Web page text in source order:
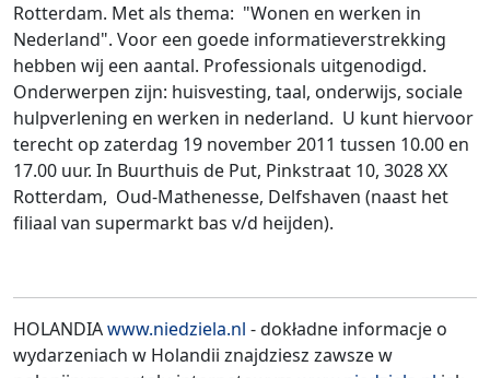
Rotterdam. Met als thema: "Wonen en werken in
Nederland". Voor een goede informatieverstrekking
hebben wij een aantal. Professionals uitgenodigd.
Onderwerpen zijn: huisvesting, taal, onderwijs, sociale
hulpverlening en werken in nederland. U kunt hiervoor
terecht op zaterdag 19 november 2011 tussen 10.00 en
17.00 uur. In Buurthuis de Put, Pinkstraat 10, 3028 XX
Rotterdam, Oud-Mathenesse, Delfshaven (naast het
filiaal van supermarkt bas v/d heijden).
HOLANDIAwww.niedziela.nl - dokładne informacje o
wydarzeniach w Holandii znajdziesz zawsze w